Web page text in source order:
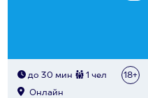
до 30 мин 1 чел 18+
Онлайн